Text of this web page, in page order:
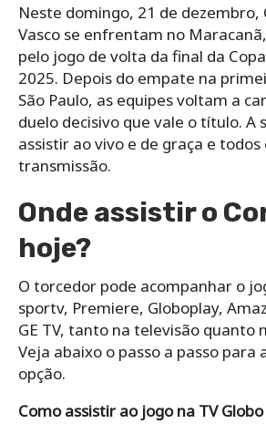
Neste domingo, 21 de dezembro,
Vasco se enfrentam no
pelo jogo de volta da final da
2025. Depois do empate na
São Paulo, as equipes voltam a
duelo decisivo que vale o título. A
assistir ao vivo e de graça e todos
transmissão.
Onde assistir o
hoje?
O torcedor pode acompanhar o
sportv, Premiere, Globoplay,
GE TV, tanto na televisão quanto
Veja abaixo o passo a passo para
opção.
Como assistir ao jogo na TV Globo